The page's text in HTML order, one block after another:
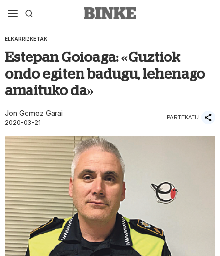
ELKARRIZKETAK
Estepan Goioaga: «Guztiok
ondo egiten badugu, lehenago
amaituko da»
Jon Gomez Garai
2020-03-21
PARTEKATU